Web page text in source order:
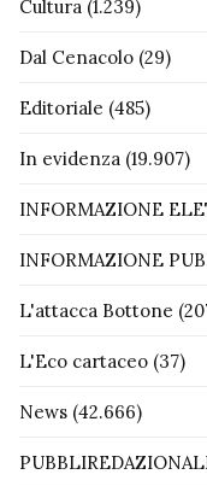
Cultura (1.239)
Dal Cenacolo (29)
Editoriale (485)
In evidenza (19.907)
INFORMAZIONE
INFORMAZIONE
L'attacca Bottone
L'Eco cartaceo (37)
News (42.666)